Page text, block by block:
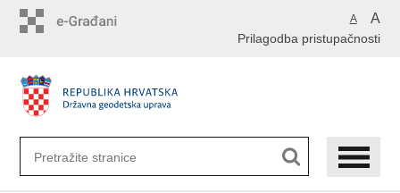
A A
Prilagodba pristupačnosti